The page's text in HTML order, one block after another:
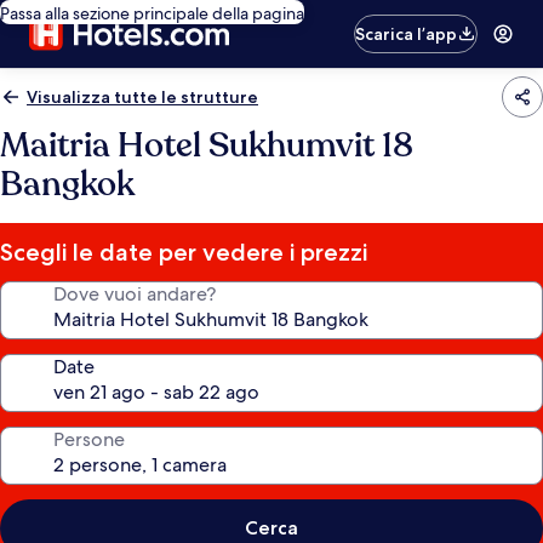
Passa alla sezione principale della pagina
Scarica l’app
Visualizza tutte le strutture
Maitria Hotel Sukhumvit 18
Bangkok
Scegli le date per vedere i prezzi
Dove vuoi andare?
Date
Persone
Cerca